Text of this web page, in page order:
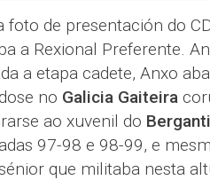
foto de presentación do
a Rexional Preferente.
a etapa cadete, Anxo
no Galicia Gaiteira
ao xuvenil do
97-98 e 98-99, e
que militaba nesta